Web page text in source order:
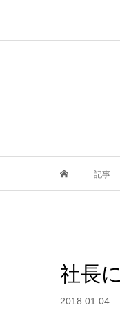
記事
社長
2018.01.04